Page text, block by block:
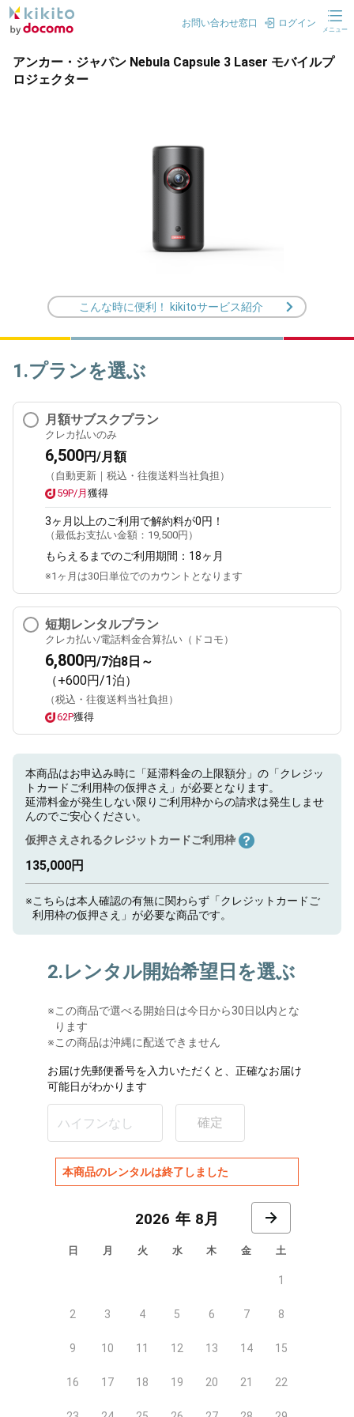
お問い合わせ窓口 ログイン
メニュー
アンカー・ジャパン Nebula Capsule 3 Laser モバイルプ
ロジェクター
こんな時に便利！ kikitoサービス紹介
1.プランを選ぶ
月額サブスクプラン
クレカ払いのみ
6,500円/月額
（自動更新｜税込・往復送料当社負担）
59P/月 獲得
3ヶ月 以上のご利用で解約料が0円！
（最低お支払い金額： 19,500円 ）
もらえるまでのご利用期間： 18ヶ月
※1ヶ月は30日単位でのカウントとなります
短期レンタルプラン
クレカ払い/電話料金合算払い（ドコモ）
6,800円/7泊8日～
（+600円/1泊）
（税込・往復送料当社負担）
62P獲得
本商品はお申込み時に「延滞料金の上限額分」の「クレジッ
トカードご利用枠の仮押さえ」が必要となります。
延滞料金が発生しない限りご利用枠からの請求は発生しませ
んのでご安心ください。
仮押さえされるクレジットカードご利用枠
135,000円
※こちらは本人確認の有無に関わらず「クレジットカードご
利用枠の仮押さえ」が必要な商品です。
2.レンタル開始希望日を選ぶ
※この商品で選べる開始日は今日から30日以内とな
ります
※この商品は沖縄に配送できません
お届け先郵便番号を入力いただくと、正確なお届け
可能日がわかります
確定
本商品のレンタルは終了しました
8月
日 月 火 水 木 金 土
1
2 3 4 5 6 7 8
9 10 11 12 13 14 15
16 17 18 19 20 21 22